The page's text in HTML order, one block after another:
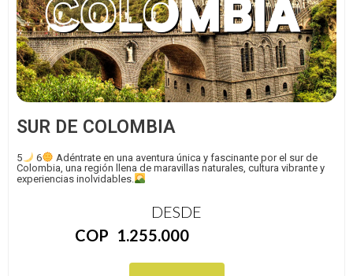
SUR DE COLOMBIA
5 6
Adéntrate en una aventura única y fascinante por el sur de
Colombia, una región llena de maravillas naturales, cultura vibrante y
experiencias inolvidables.
DESDE
COP 1.255.000